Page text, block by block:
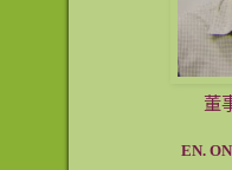
董
EN. ONG